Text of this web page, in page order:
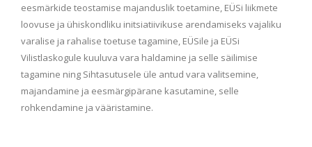
eesmärkide teostamise majanduslik toetamine, EÜSi liikmete
loovuse ja ühiskondliku initsiatiivikuse arendamiseks vajaliku
varalise ja rahalise toetuse tagamine, EÜSile ja EÜSi
Vilistlaskogule kuuluva vara haldamine ja selle säilimise
tagamine ning Sihtasutusele üle antud vara valitsemine,
majandamine ja eesmärgipärane kasutamine, selle
rohkendamine ja vääristamine.